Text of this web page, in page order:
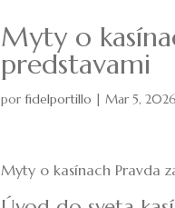
Myty o
predstavami
porfidelportillo |Mar 5, 2026
Myty o kasínach Pravda